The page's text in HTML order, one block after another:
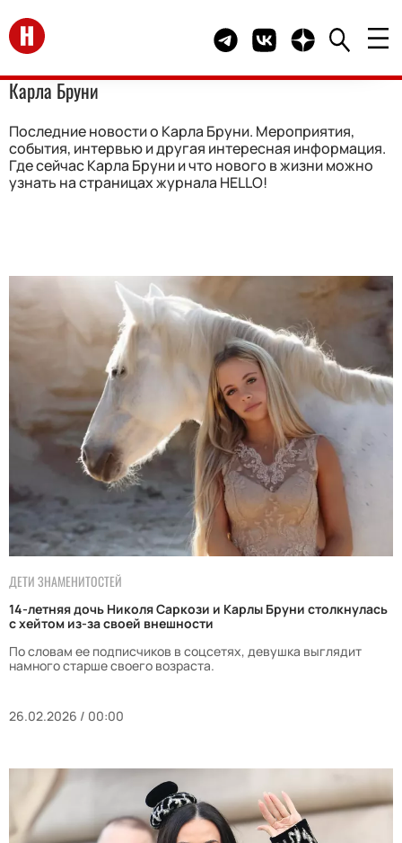
Перейти на главную Telegram канал HELLO
Группа HELLO
Канал HELLO в
Карла Бруни
Последние новости о Карла Бруни. Мероприятия,
события, интервью и другая интересная информация.
Где сейчас Карла Бруни и что нового в жизни можно
узнать на страницах журнала HELLO!
ДЕТИ ЗНАМЕНИТОСТЕЙ
14-летняя дочь Николя Саркози и Карлы Бруни столкнулась
с хейтом из-за своей внешности
По словам ее подписчиков в соцсетях, девушка выглядит
намного старше своего возраста.
26.02.2026 / 00:00